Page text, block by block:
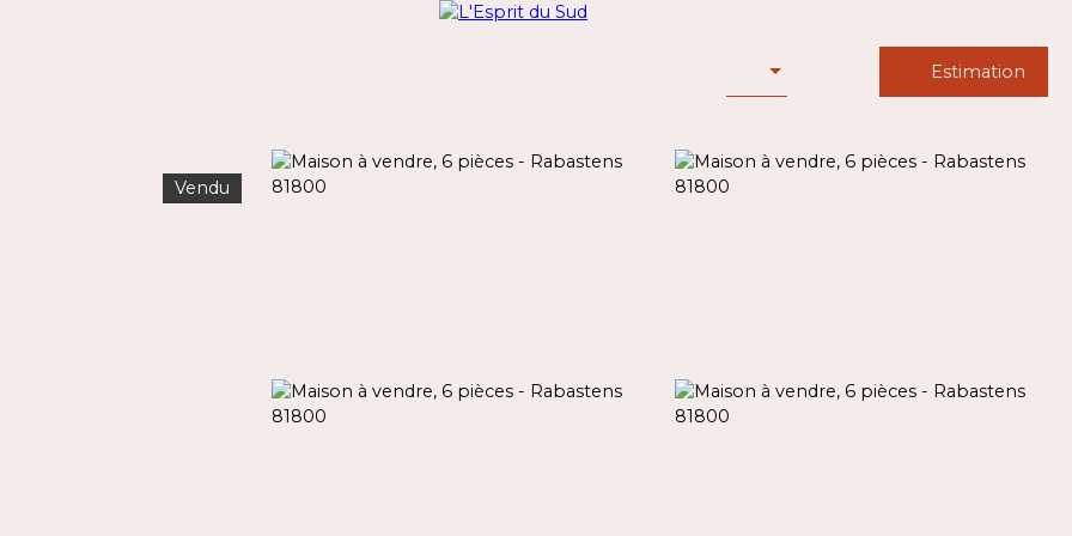
Estimation
Vendu